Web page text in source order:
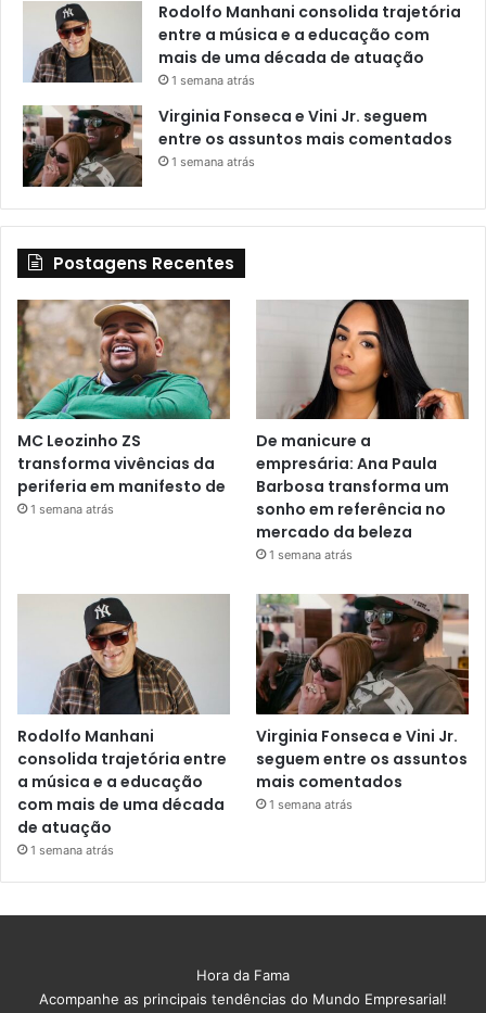
Rodolfo Manhani consolida trajetória
entre a música e a educação com
mais de uma década de atuação
1 semana atrás
Virginia Fonseca e Vini Jr. seguem
entre os assuntos mais comentados
1 semana atrás
Postagens Recentes
MC Leozinho ZS
transforma vivências da
periferia em manifesto de
1 semana atrás
De manicure a
empresária: Ana Paula
Barbosa transforma um
sonho em referência no
mercado da beleza
1 semana atrás
Rodolfo Manhani
consolida trajetória entre
a música e a educação
com mais de uma década
de atuação
1 semana atrás
Virginia Fonseca e Vini Jr.
seguem entre os assuntos
mais comentados
1 semana atrás
Hora da Fama
Acompanhe as principais tendências do Mundo Empresarial!